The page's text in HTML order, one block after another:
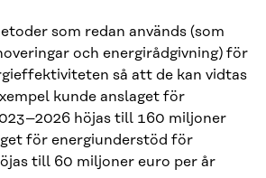
som redan används (som
och energirådgivning) för
så att de kan vidtas
kunde anslaget för
höjas till 160 miljoner
för energiunderstöd för
till 60 miljoner euro per år